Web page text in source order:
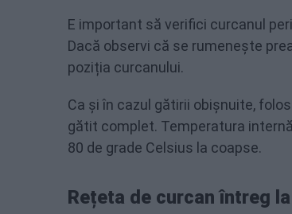
E important să verifici curcanul
Dacă observi că se rumenește
poziția curcanului.
Ca și în cazul gătirii obișnuite,
gătit complet. Temperatura
80 de grade Celsius la coapse.
Rețeta de curcan întreg